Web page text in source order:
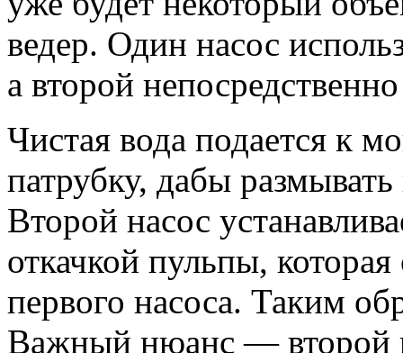
ведер. Один насос
а второй
Чистая вода подается к
патрубку, дабы
Второй насос
откачкой пульпы,
первого насоса. Таким
Важный нюанс — второй